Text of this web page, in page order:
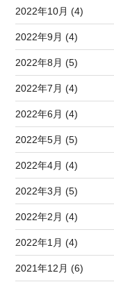
2022年10月 (4)
2022年9月 (4)
2022年8月 (5)
2022年7月 (4)
2022年6月 (4)
2022年5月 (5)
2022年4月 (4)
2022年3月 (5)
2022年2月 (4)
2022年1月 (4)
2021年12月 (6)